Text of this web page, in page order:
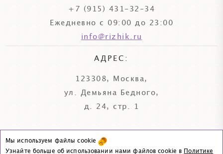
+7 (915) 431-32-34
Ежедневно с 09:00 до 23:00
info@rizhik.ru
АДРЕС:
123308, Москва,
ул. Демьяна Бедного,
д. 24, стр. 1
© «Рыжик и Ко», 2006–2026
Мы используем файлы cookie
Узнайте больше об использовании нами файлов cookie в Политике